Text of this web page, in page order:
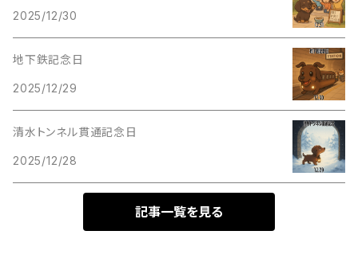
2025/12/30
地下鉄記念日
2025/12/29
清水トンネル貫通記念日
2025/12/28
記事一覧を見る